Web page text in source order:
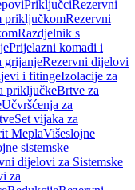
PriključciRezervni
priključkomRezervni
Razdjelnik s
Prijelazni komadi i
grijanjeRezervni dijelovi
i fitingeIzolacije za
priključkeBrtve za
Učvršćenja za
Set vijaka za
MeplaVišeslojne
sistemske
dijelovi za Sistemske
za